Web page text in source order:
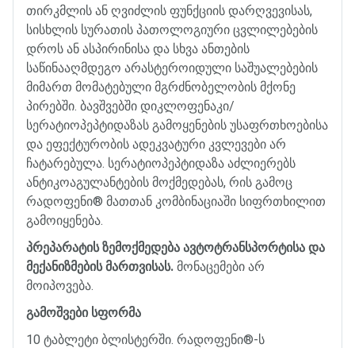
თირკმლის ან ღვიძლის ფუნქციის დარღვევისას,
სისხლის სურათის პათოლოგიური ცვლილებების
დროს ან ასპირინისა და სხვა ანთების
საწინააღმდეგო არასტეროიდული საშუალებების
მიმართ მომატებული მგრძნობელობის მქონე
პირებში. ბავშვებში დიკლოფენაკი/
სერატიოპეპტიდაზას გამოყენების უსაფრთხოებისა
და ეფექტურობის ადეკვატური კვლევები არ
ჩატარებულა. სერატიოპეპტიდაზა აძლიერებს
ანტიკოაგულანტების მოქმედებას, რის გამოც
რადოფენი® მათთან კომბინაციაში სიფრთხილით
გამოიყენება.
პრეპარატის ზემოქმედება ავტოტრანსპორტისა და
მექანიზმების მართვისას. მონაცემები არ
მოიპოვება.
გამოშვები სფორმა
10 ტაბლეტი ბლისტერში. რადოფენი®-ს